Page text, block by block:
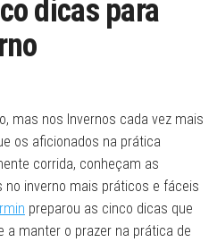
dicas para
mas nos Invernos cada vez mais
os aficionados na prática
corrida, conheçam as
inverno mais práticos e fáceis
preparou as cinco dicas que
a manter o prazer na prática de